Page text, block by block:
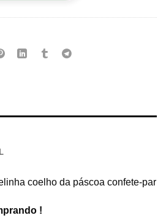
coelho da páscoa confete-par
!